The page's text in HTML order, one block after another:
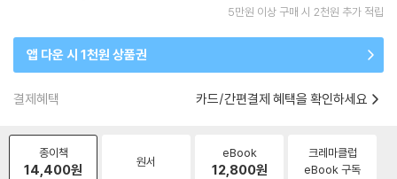
5만원 이상 구매 시 2천원 추가 적립
앱 다운 시 1천원 상품권
결제혜택 카드/간편결제 혜택을 확인하세요
종이책
14,400원 원서
eBook
12,800원
크레마클럽
eBook 구독